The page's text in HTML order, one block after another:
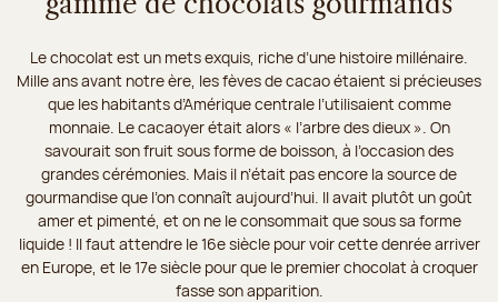
Le chocolat est un mets exquis, riche d’une histoire millénaire.
Mille ans avant notre ère, les fèves de cacao étaient si précieuses
que les habitants d’Amérique centrale l’utilisaient comme
monnaie. Le cacaoyer était alors « l’arbre des dieux ». On
savourait son fruit sous forme de boisson, à l’occasion des
grandes cérémonies. Mais il n’était pas encore la source de
gourmandise que l’on connaît aujourd’hui. Il avait plutôt un goût
amer et pimenté, et on ne le consommait que sous sa forme
liquide ! Il faut attendre le 16e siècle pour voir cette denrée arriver
en Europe, et le 17e siècle pour que le premier chocolat à croquer
fasse son apparition.